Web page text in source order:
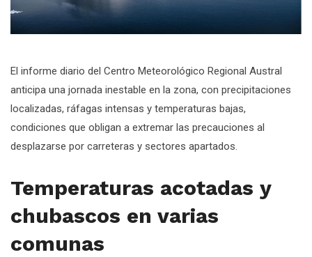
El informe diario del Centro Meteorológico Regional Austral
anticipa una jornada inestable en la zona, con precipitaciones
localizadas, ráfagas intensas y temperaturas bajas,
condiciones que obligan a extremar las precauciones al
desplazarse por carreteras y sectores apartados.
Temperaturas acotadas y
chubascos en varias
comunas